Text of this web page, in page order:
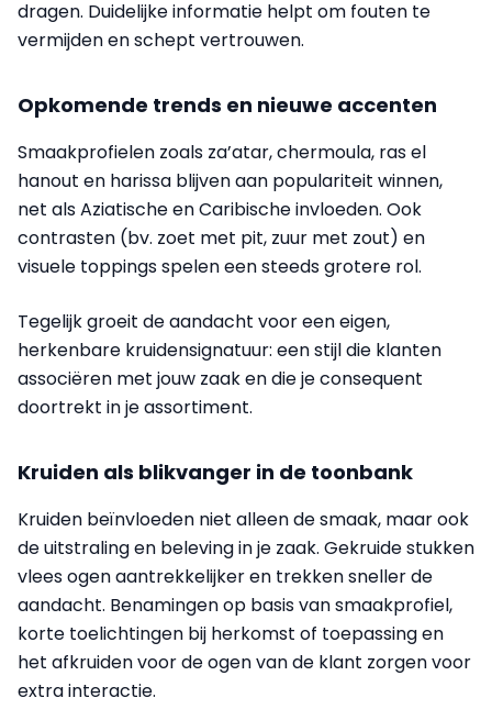
dragen. Duidelijke informatie helpt om fouten te
vermijden en schept vertrouwen.
Opkomende trends en nieuwe accenten
Smaakprofielen zoals za’atar, chermoula, ras el
hanout en harissa blijven aan populariteit winnen,
net als Aziatische en Caribische invloeden. Ook
contrasten (bv. zoet met pit, zuur met zout) en
visuele toppings spelen een steeds grotere rol.
Tegelijk groeit de aandacht voor een eigen,
herkenbare kruidensignatuur: een stijl die klanten
associëren met jouw zaak en die je consequent
doortrekt in je assortiment.
Kruiden als blikvanger in de toonbank
Kruiden beïnvloeden niet alleen de smaak, maar ook
de uitstraling en beleving in je zaak. Gekruide stukken
vlees ogen aantrekkelijker en trekken sneller de
aandacht. Benamingen op basis van smaakprofiel,
korte toelichtingen bij herkomst of toepassing en
het afkruiden voor de ogen van de klant zorgen voor
extra interactie.